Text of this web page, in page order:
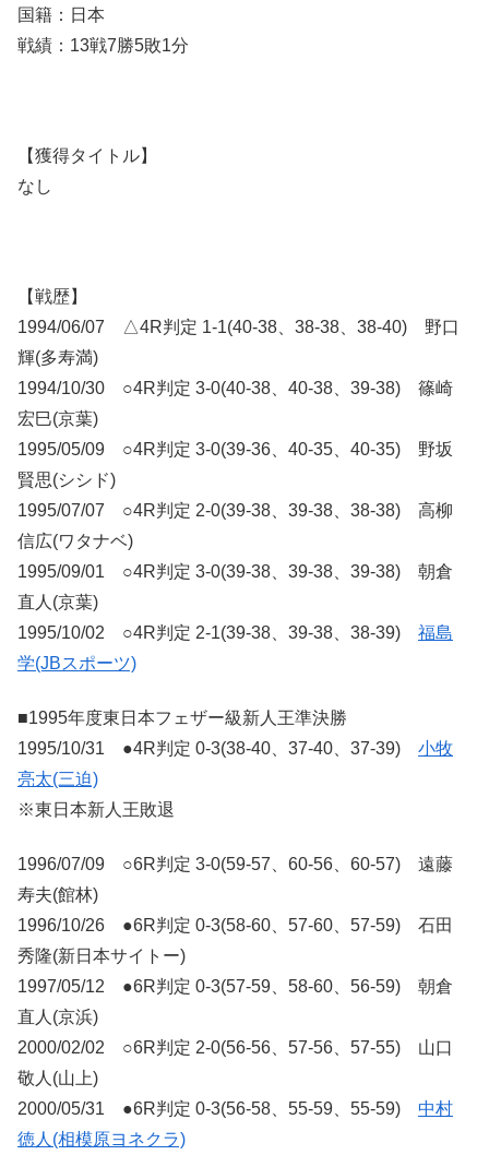
国籍：日本
戦績：13戦7勝5敗1分
【獲得タイトル】
なし
【戦歴】
1994/06/07 △4R判定 1-1(40-38、38-38、38-40) 野口
輝(多寿満)
1994/10/30 ○4R判定 3-0(40-38、40-38、39-38) 篠崎
宏巳(京葉)
1995/05/09 ○4R判定 3-0(39-36、40-35、40-35) 野坂
賢思(シシド)
1995/07/07 ○4R判定 2-0(39-38、39-38、38-38) 高柳
信広(ワタナベ)
1995/09/01 ○4R判定 3-0(39-38、39-38、39-38) 朝倉
直人(京葉)
1995/10/02 ○4R判定 2-1(39-38、39-38、38-39) 福島
学(JBスポーツ)
■1995年度東日本フェザー級新人王準決勝
1995/10/31 ●4R判定 0-3(38-40、37-40、37-39) 小牧
亮太(三迫)
※東日本新人王敗退
1996/07/09 ○6R判定 3-0(59-57、60-56、60-57) 遠藤
寿夫(館林)
1996/10/26 ●6R判定 0-3(58-60、57-60、57-59) 石田
秀隆(新日本サイトー)
1997/05/12 ●6R判定 0-3(57-59、58-60、56-59) 朝倉
直人(京浜)
2000/02/02 ○6R判定 2-0(56-56、57-56、57-55) 山口
敬人(山上)
2000/05/31 ●6R判定 0-3(56-58、55-59、55-59) 中村
徳人(相模原ヨネクラ)